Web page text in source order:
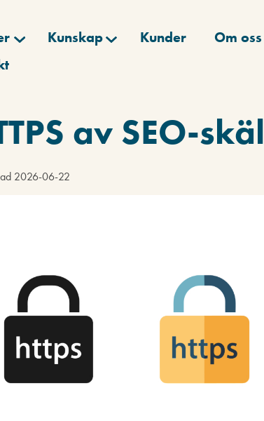
Kunskap Kunder
Om oss
av SEO-skäl
2026-06-22